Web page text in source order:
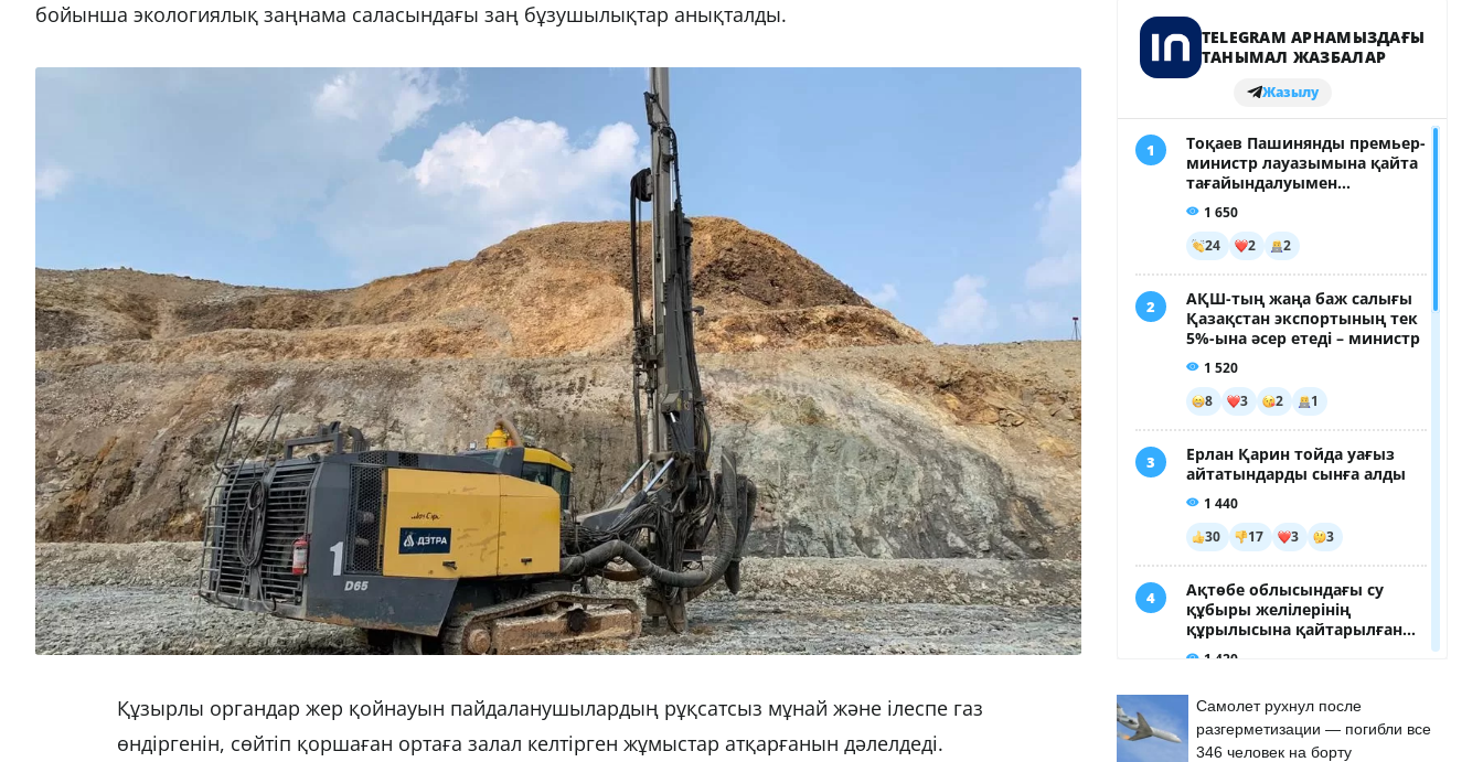
бойынша экологиялық заңнама саласындағы заң бұзушылықтар анықталды.
Құзырлы органдар жер қойнауын пайдаланушылардың рұқсатсыз мұнай және ілеспе газ
өндіргенін, сөйтіп қоршаған ортаға залал келтірген жұмыстар атқарғанын дәлелдеді.
Самолет рухнул после
разгерметизации — погибли все
346 человек на борту